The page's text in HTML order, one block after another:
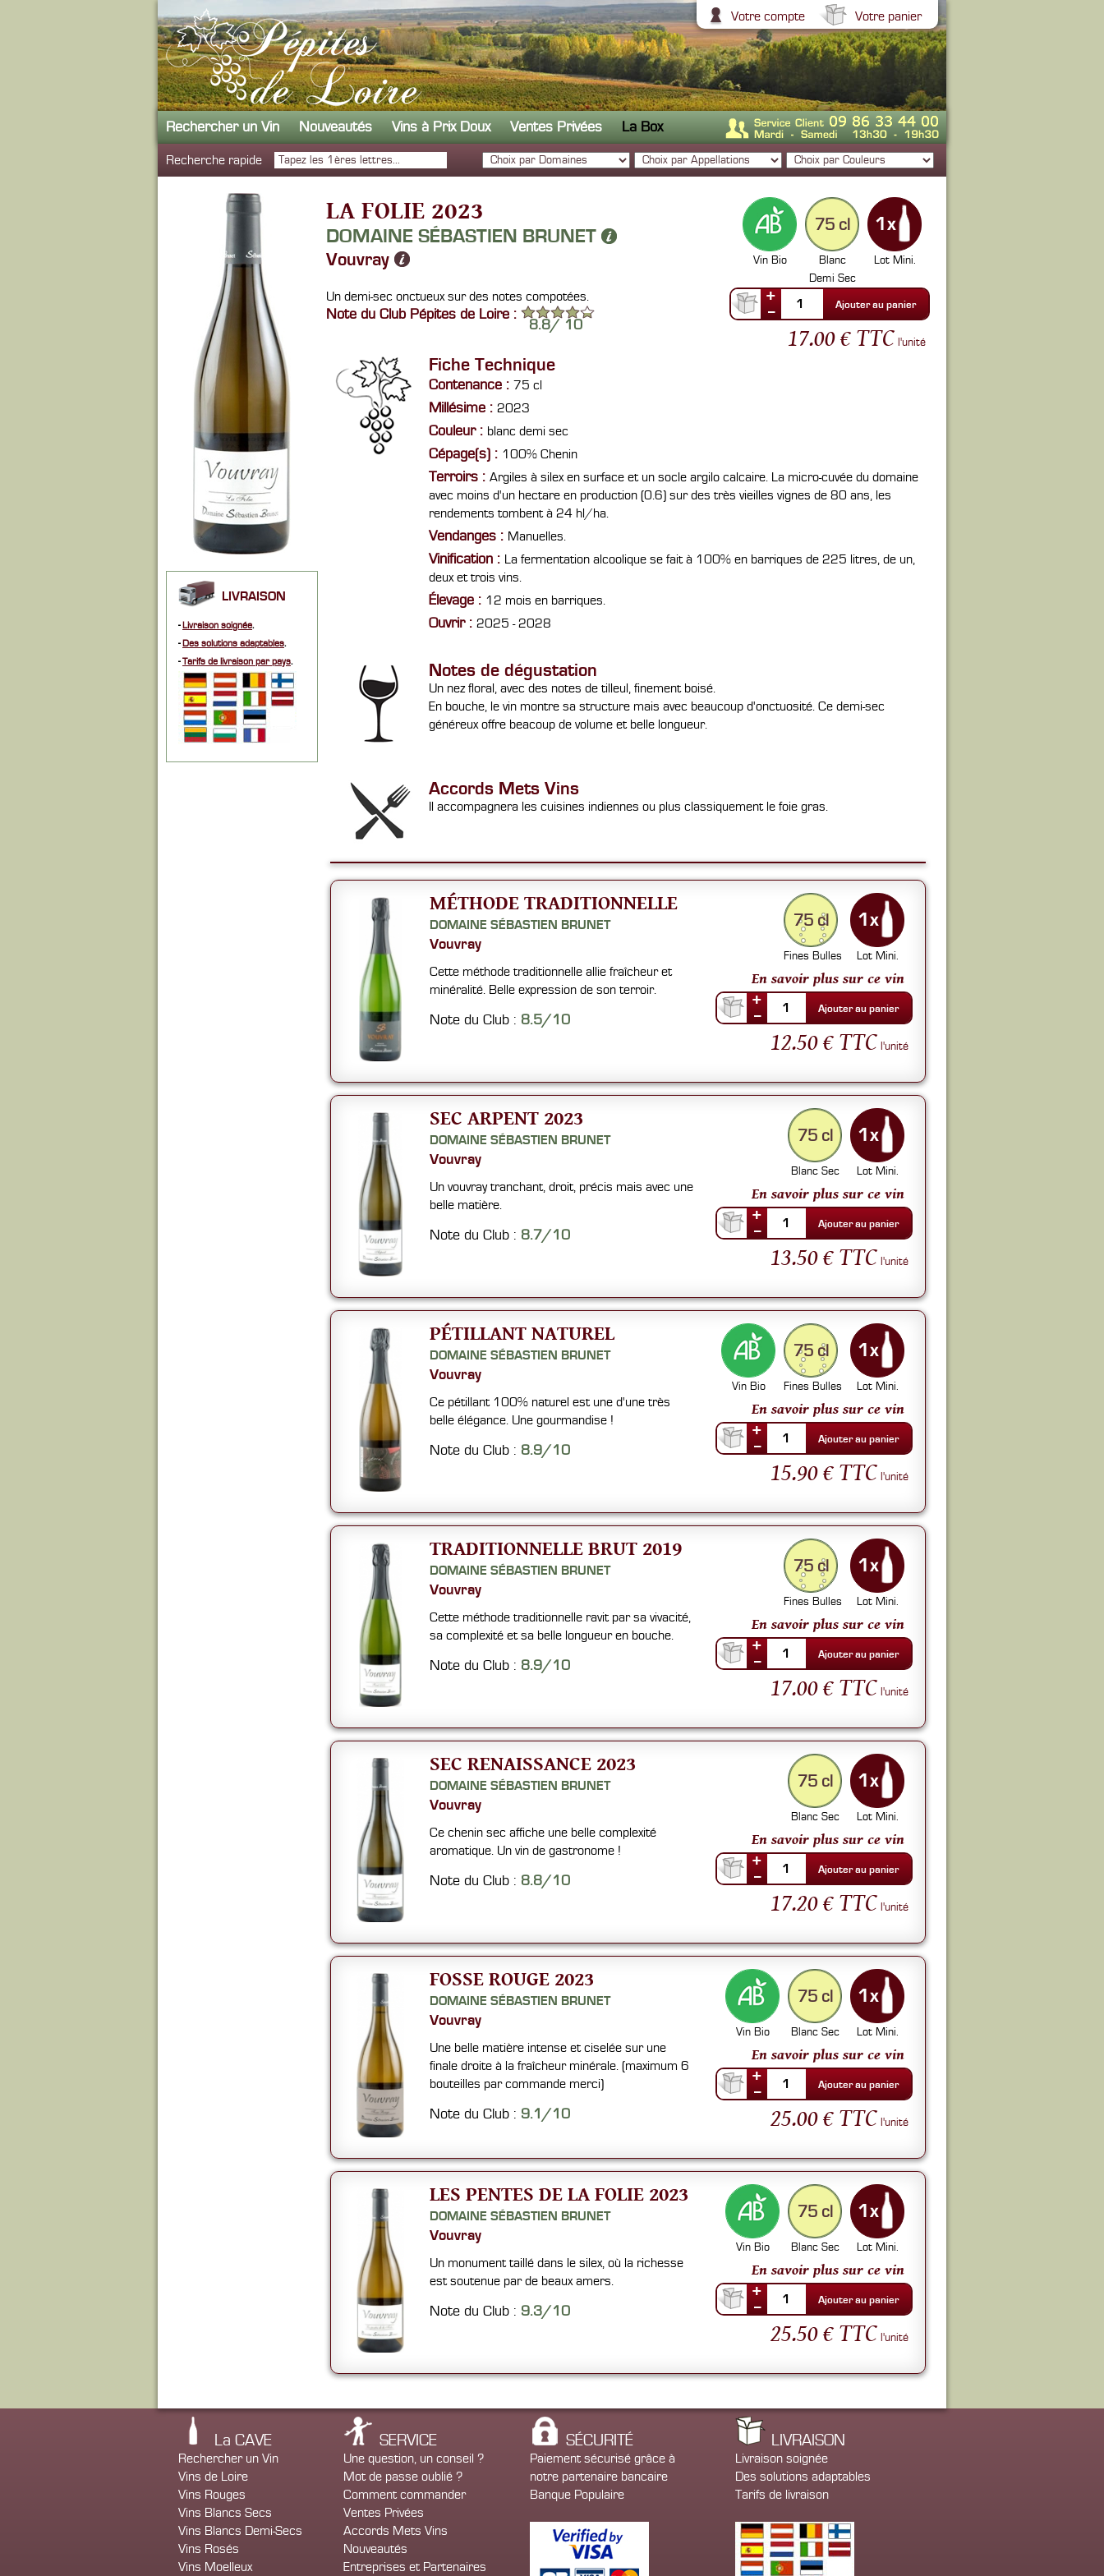
Votre compte Votre panier
Rechercher un Vin Nouveautés Vins à Prix Doux Ventes Privées La Box
Recherche rapide
LIVRAISON
-Livraison soignée.
-Des solutions adaptables.
-Tarifs de livraison par pays.
Vin Bio
75 cl
Blanc
Demi Sec
Lot Mini.
+
--
1 Ajouter au panier
17.00 € TTC l'unité
LA FOLIE 2023
DOMAINE SÉBASTIEN BRUNET
Vouvray
Un demi-sec onctueux sur des notes compotées.
Note du Club Pépites de Loire :
8.8/ 10
Fiche Technique
Contenance : 75 cl
Millésime : 2023
Couleur : blanc demi sec
Cépage(s) : 100% Chenin
Terroirs : Argiles à silex en surface et un socle argilo calcaire. La micro-cuvée du domaine
avec moins d'un hectare en production (0.6) sur des très vieilles vignes de 80 ans, les
rendements tombent à 24 hl/ha.
Vendanges : Manuelles.
Vinification : La fermentation alcoolique se fait à 100% en barriques de 225 litres, de un,
deux et trois vins.
Élevage : 12 mois en barriques.
Ouvrir : 2025 - 2028
Notes de dégustation
Un nez floral, avec des notes de tilleul, finement boisé.
En bouche, le vin montre sa structure mais avec beaucoup d'onctuosité. Ce demi-sec
généreux offre beacoup de volume et belle longueur.
Accords Mets Vins
Il accompagnera les cuisines indiennes ou plus classiquement le foie gras.
MÉTHODE TRADITIONNELLE
DOMAINE SÉBASTIEN BRUNET
Vouvray
Cette méthode traditionnelle allie fraîcheur et
minéralité. Belle expression de son terroir.
Note du Club : 8.5/10
75 cl
Fines Bulles Lot Mini.
En savoir plus sur ce vin
+
--
1 Ajouter au panier
12.50 € TTC l'unité
SEC ARPENT 2023
DOMAINE SÉBASTIEN BRUNET
Vouvray
Un vouvray tranchant, droit, précis mais avec une
belle matière.
Note du Club : 8.7/10
75 cl
Blanc Sec Lot Mini.
En savoir plus sur ce vin
+
--
1 Ajouter au panier
13.50 € TTC l'unité
PÉTILLANT NATUREL
DOMAINE SÉBASTIEN BRUNET
Vouvray
Ce pétillant 100% naturel est une d'une très
belle élégance. Une gourmandise !
Note du Club : 8.9/10
Vin Bio
75 cl
Fines Bulles Lot Mini.
En savoir plus sur ce vin
+
--
1 Ajouter au panier
15.90 € TTC l'unité
TRADITIONNELLE BRUT 2019
DOMAINE SÉBASTIEN BRUNET
Vouvray
Cette méthode traditionnelle ravit par sa vivacité,
sa complexité et sa belle longueur en bouche.
Note du Club : 8.9/10
75 cl
Fines Bulles Lot Mini.
En savoir plus sur ce vin
+
--
1 Ajouter au panier
17.00 € TTC l'unité
SEC RENAISSANCE 2023
DOMAINE SÉBASTIEN BRUNET
Vouvray
Ce chenin sec affiche une belle complexité
aromatique. Un vin de gastronome !
Note du Club : 8.8/10
75 cl
Blanc Sec Lot Mini.
En savoir plus sur ce vin
+
--
1 Ajouter au panier
17.20 € TTC l'unité
FOSSE ROUGE 2023
DOMAINE SÉBASTIEN BRUNET
Vouvray
Une belle matière intense et ciselée sur une
finale droite à la fraîcheur minérale. (maximum 6
bouteilles par commande merci)
Note du Club : 9.1/10
Vin Bio
75 cl
Blanc Sec Lot Mini.
En savoir plus sur ce vin
+
--
1 Ajouter au panier
25.00 € TTC l'unité
LES PENTES DE LA FOLIE 2023
DOMAINE SÉBASTIEN BRUNET
Vouvray
Un monument taillé dans le silex, où la richesse
est soutenue par de beaux amers.
Note du Club : 9.3/10
Vin Bio
75 cl
Blanc Sec Lot Mini.
En savoir plus sur ce vin
+
--
1 Ajouter au panier
25.50 € TTC l'unité
La CAVE
Rechercher un Vin
Vins de Loire
Vins Rouges
Vins Blancs Secs
Vins Blancs Demi-Secs
Vins Rosés
Vins Moelleux
SERVICE
Une question, un conseil ?
Mot de passe oublié ?
Comment commander
Ventes Privées
Accords Mets Vins
Nouveautés
Entreprises et Partenaires
SÉCURITÉ
Paiement sécurisé grâce à
notre partenaire bancaire
Banque Populaire
LIVRAISON
Livraison soignée
Des solutions adaptables
Tarifs de livraison